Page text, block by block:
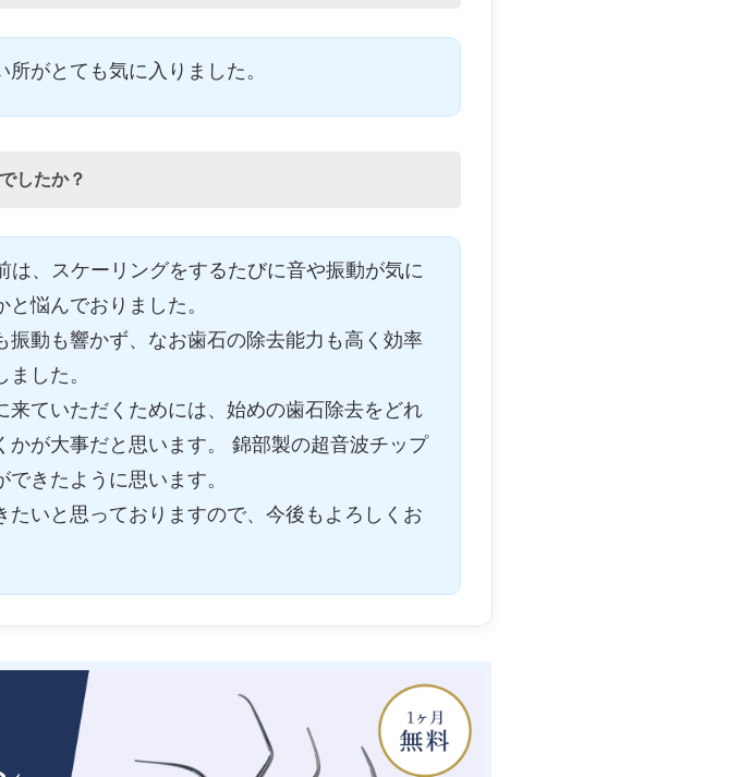
がとても気に入りました。
したか？
、スケーリングをするたびに音や振動が気に
悩んでおりました。
動も響かず、なお歯石の除去能力も高く効率
した。
ていただくためには、始めの歯石除去をどれ
が大事だと思います。 錦部製の超音波チップ
きたように思います。
いと思っておりますので、今後もよろしくお